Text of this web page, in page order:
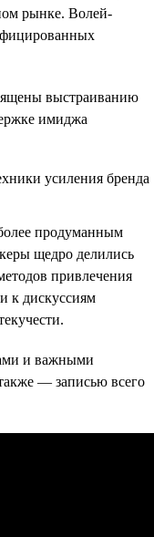
рынке. Волей-
выстраиванию
имиджа
продуманным
щедро делились
привлечения
к дискуссиям
и важными
— записью всего